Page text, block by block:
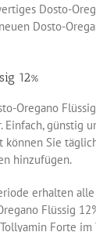
Dosto-
Dosto-
12%
Oregano
Einfach, günstig
können Sie
hinzufügen.
erhalten
Flüssig
Forte im